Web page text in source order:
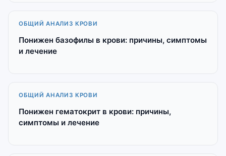
ОБЩИЙ АНАЛИЗ КРОВИ
Понижен базофилы в крови: причины, симптомы
и лечение
ОБЩИЙ АНАЛИЗ КРОВИ
Понижен гематокрит в крови: причины,
симптомы и лечение